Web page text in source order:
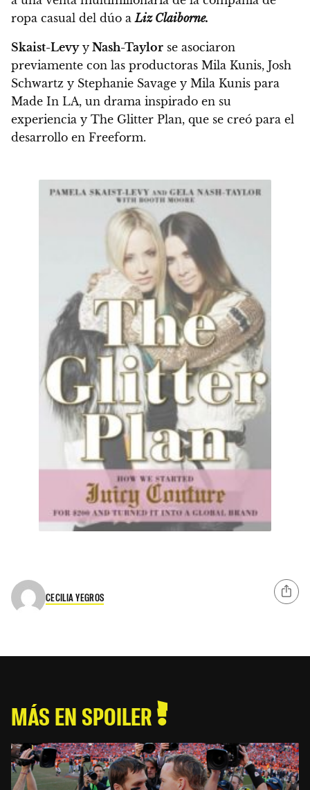
ropa casual del dúo aLiz Claiborne.
Skaist-Levyy Nash-Taylor se asociaron
previamente con las productoras Mila Kunis, Josh
Schwartz y Stephanie Savage y Mila Kunis para
Made In LA, un drama inspirado en su
experiencia y The Glitter Plan, que se creó para el
desarrollo en Freeform.
CECILIA YEGROS
MÁS EN SPOILER